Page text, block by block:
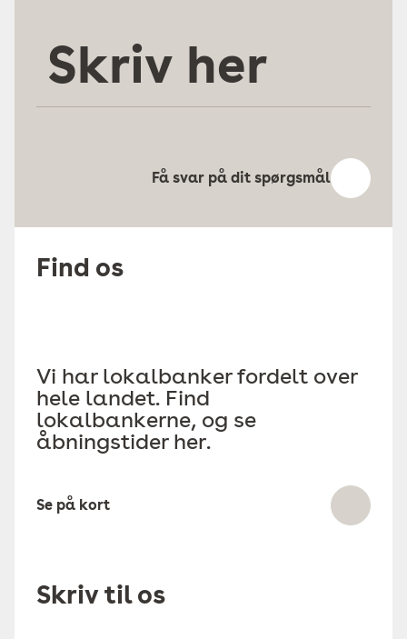
her
Få svar på dit spørgsmål
Find os
Vi har lokalbanker fordelt over
hele landet. Find
lokalbankerne, og se
åbningstider her.
Se på kort
Skriv til os